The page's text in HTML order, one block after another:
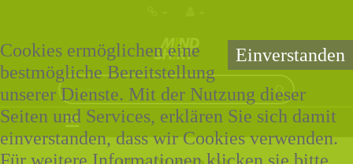
0 Artikel - 0,00€ *
Einverstanden
Cookies ermöglichen eine
bestmögliche Bereitstellung
unserer Dienste. Mit der Nutzung dieser
Seiten und Services, erklären Sie sich damit
einverstanden, dass wir Cookies verwenden.